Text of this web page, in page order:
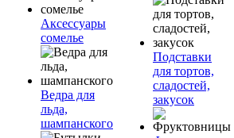
Аксессуары
сомелье
Ведра для
льда,
шампанского
Подставки
для тортов,
сладостей,
закусок